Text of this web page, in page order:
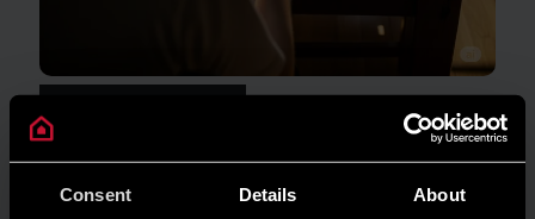
Consent Details About
Quanto consuma un condizionatore?